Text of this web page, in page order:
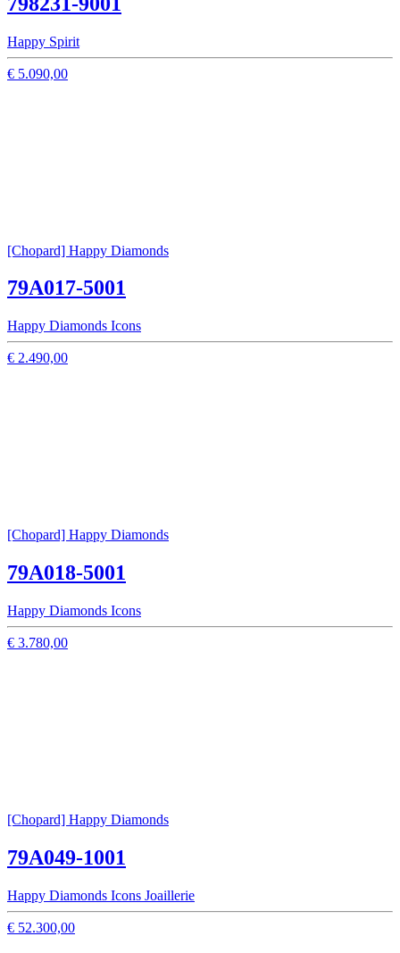
Happy Spirit
€ 5.090,00
[Chopard] Happy Diamonds
79A017-5001
Happy Diamonds Icons
€ 2.490,00
[Chopard] Happy Diamonds
79A018-5001
Happy Diamonds Icons
€ 3.780,00
[Chopard] Happy Diamonds
79A049-1001
Happy Diamonds Icons Joaillerie
€ 52.300,00